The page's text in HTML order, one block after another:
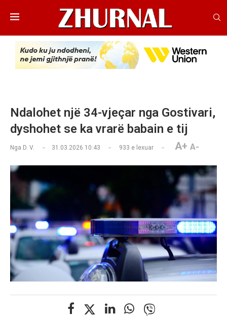
Ndalohet një 34-vjeçar nga Gostivari,
dyshohet se ka vrarë babain e tij
Nga D. V. 31.03.2026 10:43 933 e lexuar A+ A-